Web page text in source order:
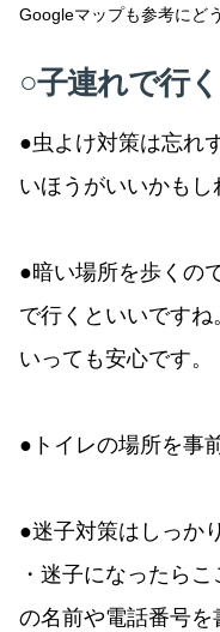
Googleマップも参考にど
○子連れで行
●虫よけ対策は忘れ
いほうがいいかもし
●暗い場所を歩くの
で行くといいです
いっても安心です。
●トイレの場所を事
●迷子対策はしっか
・迷子になったら
の名前や電話番号